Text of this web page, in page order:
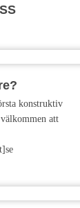
konstruktiv
att